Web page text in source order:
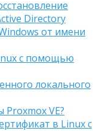
Directory
от имени
с помощью
локального
VE?
в Linux с